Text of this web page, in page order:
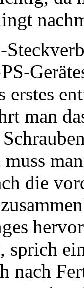
erstes
man
die
sprich
nach